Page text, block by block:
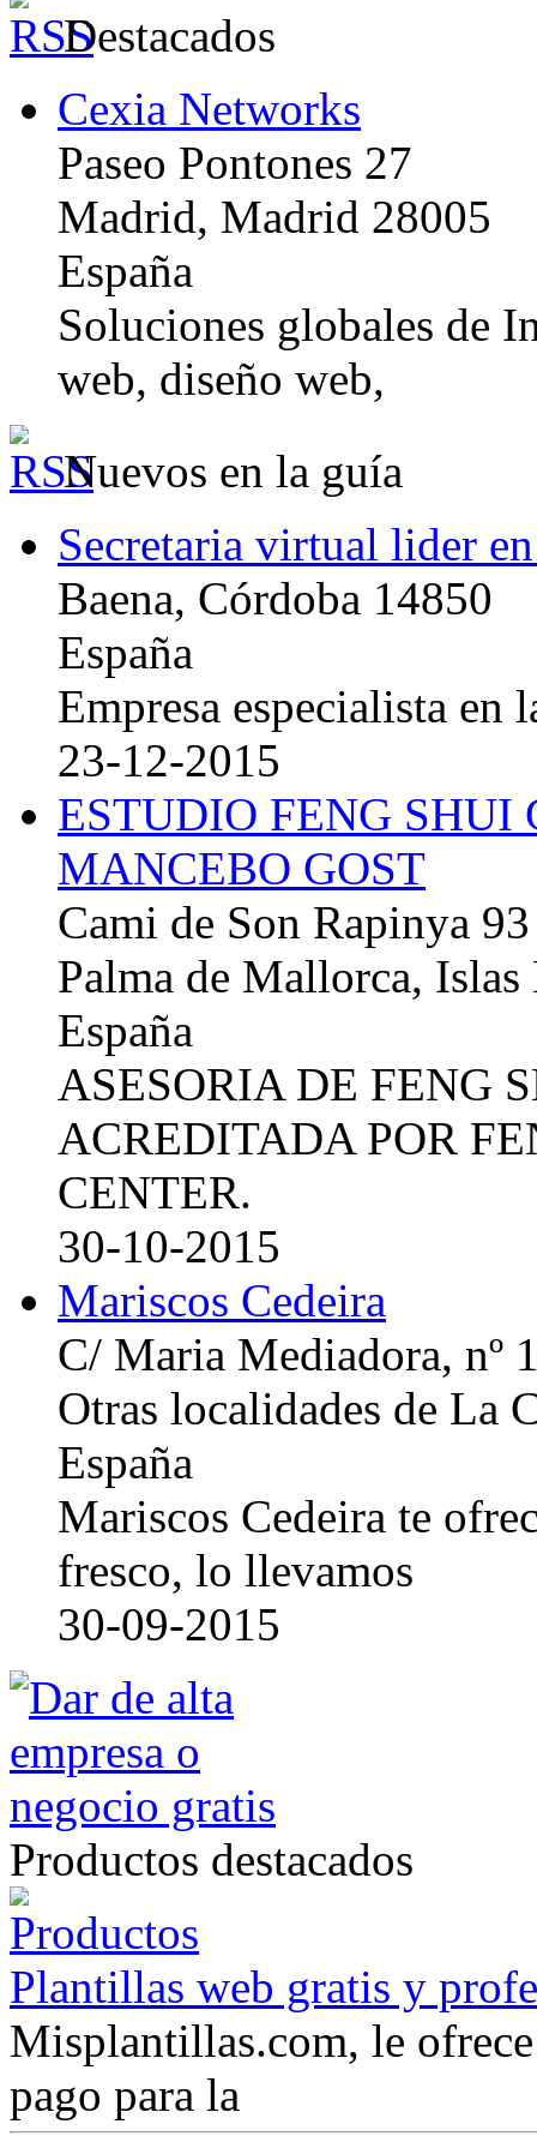
Destacados
Cexia Networks
Paseo Pontones 27
Madrid, Madrid 28005
España
Soluciones globales de
web, diseño web,
Nuevos en la guía
Secretaria virtual lider
Baena, Córdoba 14850
España
Empresa especialista en
23-12-2015
ESTUDIO FENG
MANCEBO GOST
Cami de Son Rapinya 93
Palma de Mallorca, Islas
España
ASESORIA DE FENG
ACREDITADA POR
CENTER.
30-10-2015
Mariscos Cedeira
C/ Maria Mediadora, nº
Otras localidades de La
España
Mariscos Cedeira te
fresco, lo llevamos
30-09-2015
Productos destacados
Plantillas web gratis y
Misplantillas.com, le
pago para la